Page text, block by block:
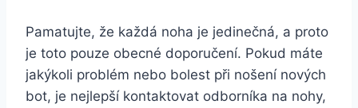
Pamatujte, ⁢že každá noha ‌je jedinečná, a proto‍
je toto‌ pouze obecné doporučení. Pokud⁤ máte
jakýkoli problém nebo bolest při nošení nových
bot, je nejlepší kontaktovat odborníka na nohy,